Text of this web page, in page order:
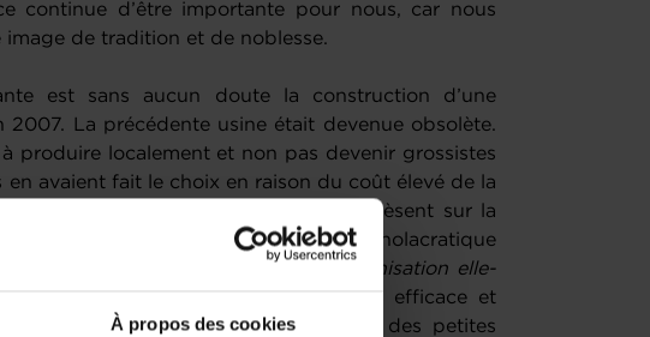
À propos des cookies
continue d’être importante pour nous, car nous
de tradition et de noblesse.
est sans aucun doute la construction d’une
2007. La précédente usine était devenue obsolète.
produire localement et non pas devenir grossistes
en avaient fait le choix en raison du coût élevé de la
Pour compenser ces charges qui pèsent sur la
nous avons adopté une organisation holacratique
le pouvoir de gouvernance à l'organisation elle-
) qui s’avère très efficace et
des effectifs. Nous avons créé des petites